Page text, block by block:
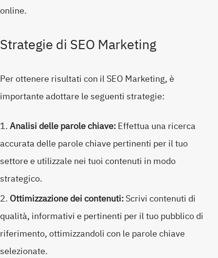
online.
Strategie di SEO Marketing
Per ottenere risultati con il SEO Marketing, è
importante adottare le seguenti strategie:
Analisi delle parole chiave:Effettua una ricerca
accurata delle parole chiave pertinenti per il tuo
settore e utilizzale nei tuoi contenuti in modo
strategico.
Ottimizzazione dei contenuti:Scrivi contenuti di
qualità, informativi e pertinenti per il tuo pubblico di
riferimento, ottimizzandoli con le parole chiave
selezionate.